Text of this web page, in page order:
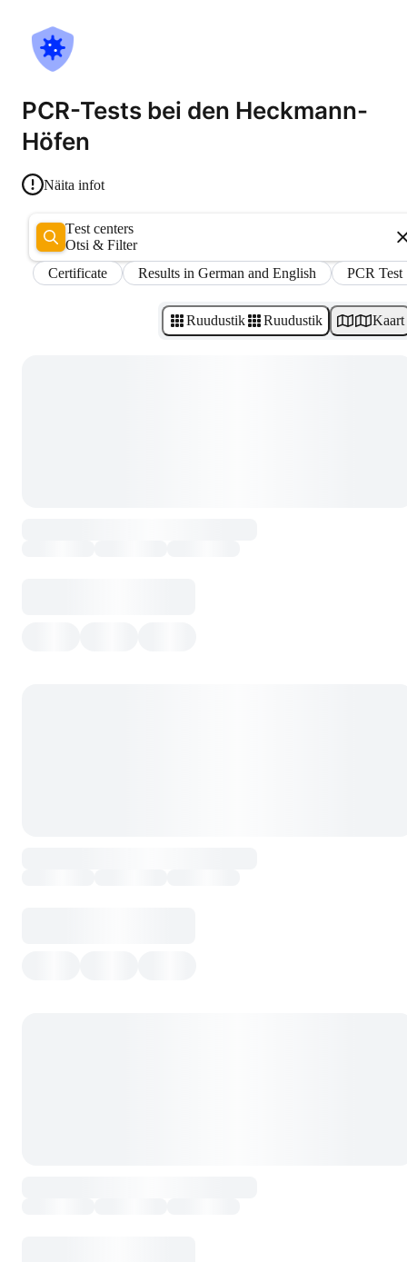
PCR-Tests bei den Heckmann-
Höfen
Näita infot
Test centers
Otsi & Filter
Certificate
Results in German and English PCR Test
Ruudustik Ruudustik Kaart